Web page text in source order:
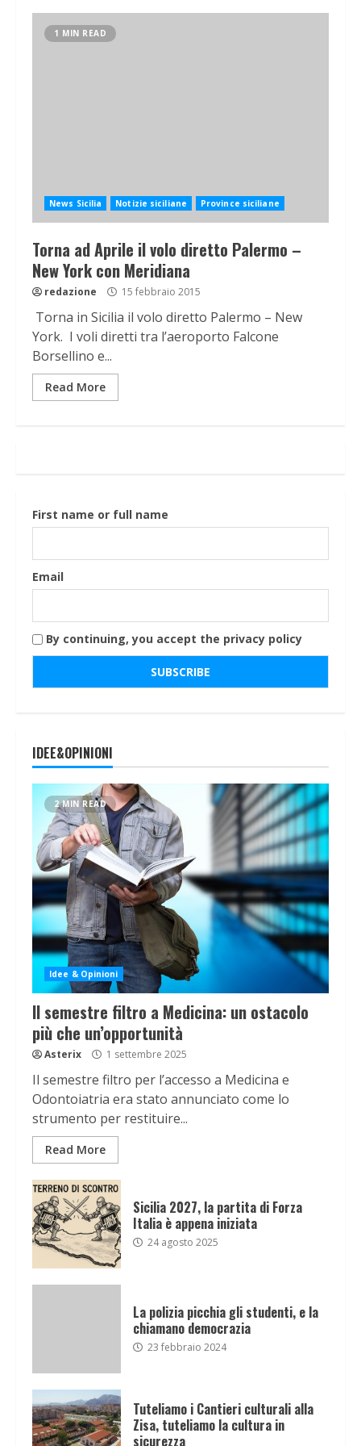
1 MIN READ
News Sicilia Notizie siciliane Province siciliane
Torna ad Aprile il volo diretto Palermo –
New York con Meridiana
redazione 15 febbraio 2015
Torna in Sicilia il volo diretto Palermo – New
York. I voli diretti tra l’aeroporto Falcone
Borsellino e...
Read More
First name or full name
Email
By continuing, you accept the privacy policy
IDEE&OPINIONI
2 MIN READ
Idee & Opinioni
Il semestre filtro a Medicina: un ostacolo
più che un’opportunità
Asterix 1 settembre 2025
Il semestre filtro per l’accesso a Medicina e
Odontoiatria era stato annunciato come lo
strumento per restituire...
Read More
Sicilia 2027, la partita di Forza
Italia è appena iniziata
24 agosto 2025
La polizia picchia gli studenti, e la
chiamano democrazia
23 febbraio 2024
Tuteliamo i Cantieri culturali alla
Zisa, tuteliamo la cultura in
sicurezza